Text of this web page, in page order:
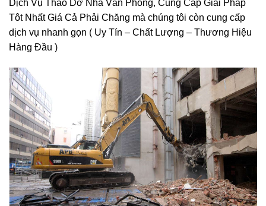
Dịch Vụ Tháo Dỡ Nhà Văn Phong, Cung Cấp Giài Pháp
Tôt Nhất Giá Cả Phải Chăng mà chúng tôi còn cung cấp
dịch vụ nhanh gọn ( Uy Tín – Chất Lượng – Thương Hiệu
Hàng Đầu )